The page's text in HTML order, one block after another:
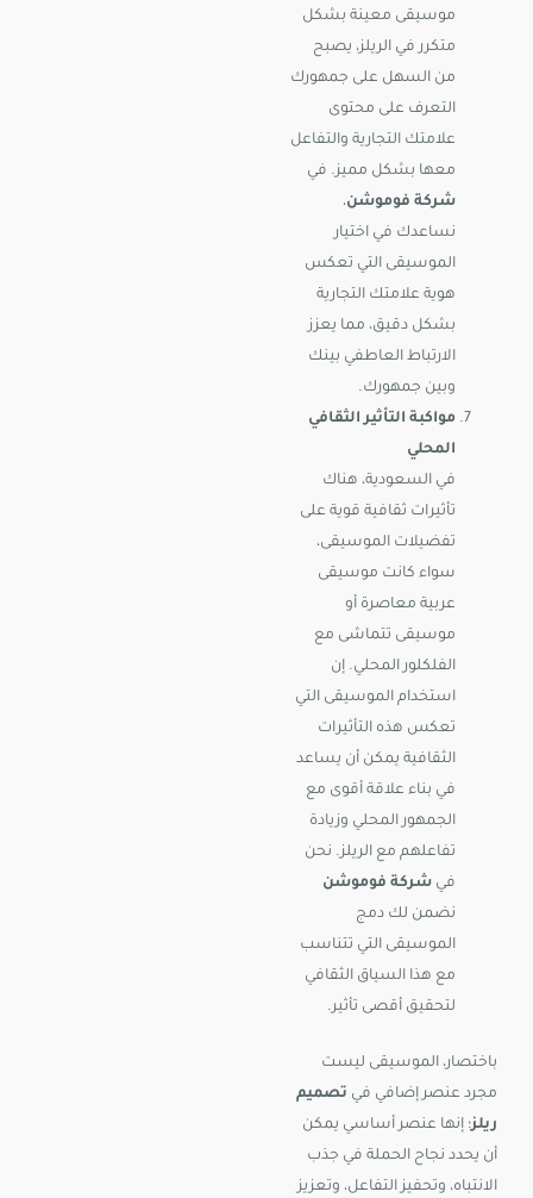
موسيقى معينة بشكل
متكرر في الريلز، يصبح
من السهل على جمهورك
التعرف على محتوى
علامتك التجارية والتفاعل
معها بشكل مميز. في
شركة فوموشن،
نساعدك في اختيار
الموسيقى التي تعكس
هوية علامتك التجارية
بشكل دقيق، مما يعزز
الارتباط العاطفي بينك
وبين جمهورك.
مواكبة التأثير الثقافي
المحلي
في السعودية، هناك
تأثيرات ثقافية قوية على
تفضيلات الموسيقى،
سواء كانت موسيقى
عربية معاصرة أو
موسيقى تتماشى مع
الفلكلور المحلي. إن
استخدام الموسيقى التي
تعكس هذه التأثيرات
الثقافية يمكن أن يساعد
في بناء علاقة أقوى مع
الجمهور المحلي وزيادة
تفاعلهم مع الريلز. نحن
في شركة فوموشن
نضمن لك دمج
الموسيقى التي تتناسب
مع هذا السياق الثقافي
لتحقيق أقصى تأثير.
باختصار، الموسيقى ليست
مجرد عنصر إضافي في تصميم
ريلز؛ إنها عنصر أساسي يمكن
أن يحدد نجاح الحملة في جذب
الانتباه، وتحفيز التفاعل، وتعزيز